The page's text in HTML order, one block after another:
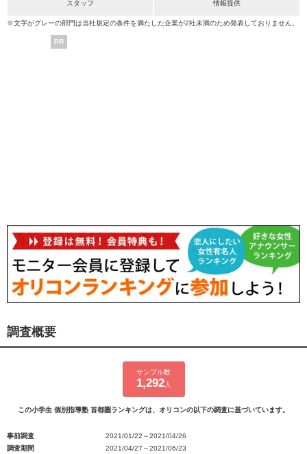
スタッフ 情報提供
※文字がグレーの部門は当社規定の条件を満たした企業が2社未満のため発表しておりません。
PR
調査概要
サンプル数
1,292人
この小学生 個別指導塾 首都圏ランキングは、オリコンの以下の調査に基づいています。
事前調査
2021/01/22～2021/04/26
調査期間
2021/04/27～2021/06/23